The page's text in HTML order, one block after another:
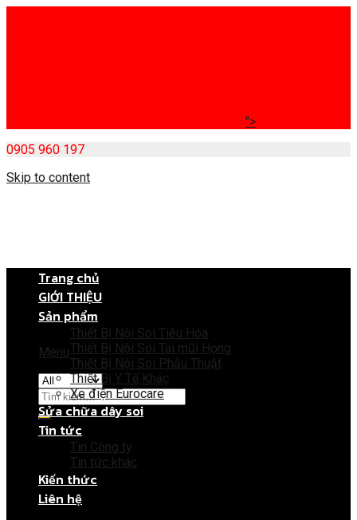
">
0905 960 197
Skip to content
Menu
Giỏ hàng
Chưa có sản phẩm trong giỏ hàng.
Trang chủ
GIỚI THIỆU
Sản phẩm
Thiết Bị Nội Soi Tiêu Hóa
Thiết Bị Nội Soi Tai mũi Họng
Thiết Bị Nội Soi Phẫu Thuật
Thiết Bị Y Tế Khác
Xe điện Eurocare
Sửa chữa dây soi
Tin tức
Tin Công ty
Tin tức khác
Kiến thức
Liên hệ